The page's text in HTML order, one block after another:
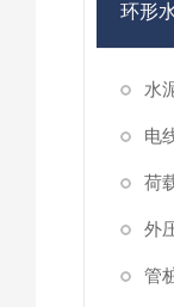
环形
水
电
荷
外
管